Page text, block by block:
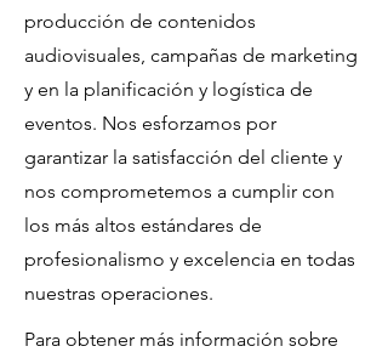
producción de contenidos
audiovisuales, campañas de marketing
y en la planificación y logística de
eventos. Nos esforzamos por
garantizar la satisfacción del cliente y
nos comprometemos a cumplir con
los más altos estándares de
profesionalismo y excelencia en todas
nuestras operaciones.
Para obtener más información sobre